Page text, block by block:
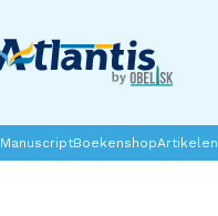
ManuscriptBoekenshopArtikelen